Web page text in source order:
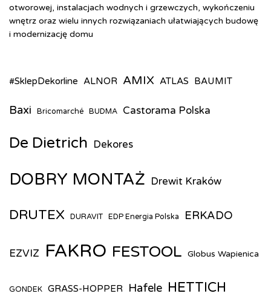
otworowej, instalacjach wodnych i grzewczych, wykończeniu
wnętrz oraz wielu innych rozwiązaniach ułatwiających budowę
i modernizację domu
#SklepDekorline ALNOR AMIX ATLAS BAUMIT
Baxi Bricomarché BUDMA Castorama Polska
De Dietrich Dekores
DOBRY MONTAŻ Drewit Kraków
DRUTEX DURAVIT EDP Energia Polska ERKADO
EZVIZ FAKRO FESTOOL Globus Wapienica
GONDEK GRASS-HOPPER Hafele HETTICH